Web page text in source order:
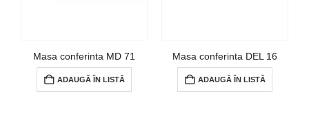
Masa conferinta MD 71
ADAUGĂ ÎN LISTĂ
Masa conferinta DEL 16
ADAUGĂ ÎN LISTĂ